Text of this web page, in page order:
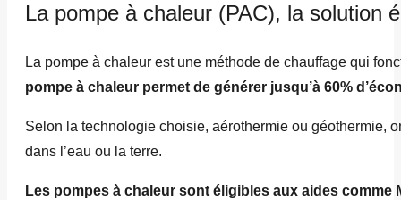
La pompe à chaleur (PAC), la solution
La pompe à chaleur est une méthode de chauffage qui
pompe à chaleur permet de générer jusqu’à 60%
Selon la technologie choisie, aérothermie ou géothermie,
dans l’eau ou la terre.
Les pompes à chaleur sont éligibles aux aides comme